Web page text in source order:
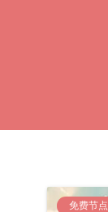
免费节点